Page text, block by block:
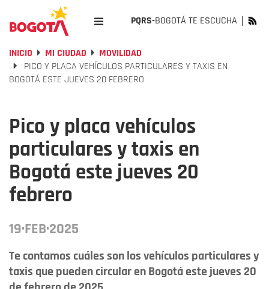
PQRS-BOGOTÁ TE ESCUCHA
INICIO MI CIUDAD
MOVILIDAD
PICO Y PLACA VEHÍCULOS PARTICULARES Y TAXIS EN
BOGOTÁ ESTE JUEVES 20 FEBRERO
Pico y placa vehículos
particulares y taxis en
Bogotá este jueves 20
febrero
19·FEB·2025
Te contamos cuáles son los vehículos particulares y
taxis que pueden circular en Bogotá este jueves 20